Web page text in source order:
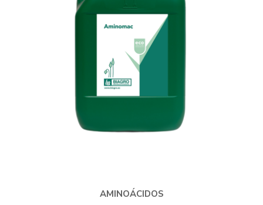
AMINOÁCIDOS